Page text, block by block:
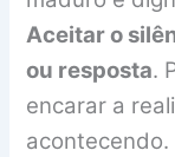
Aceitar o
ou resposta.
encarar a
acontecendo.